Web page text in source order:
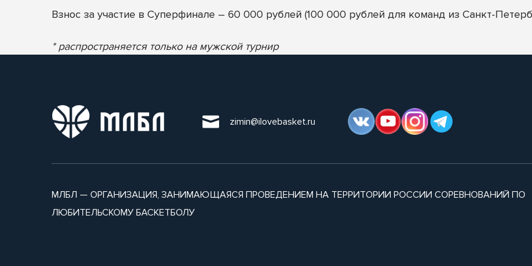
Взнос за участие в Суперфинале – 60 000 рублей (100 000 рублей для команд из Санкт-
* распространяется только на мужской турнир
zimin@ilovebasket.ru
МЛБЛ — ОРГАНИЗАЦИЯ, ЗАНИМАЮЩАЯСЯ ПРОВЕДЕНИЕМ НА ТЕРРИТОРИИ РОССИИ СОРЕВНОВАНИЙ ПО
ЛЮБИТЕЛЬСКОМУ БАСКЕТБОЛУ